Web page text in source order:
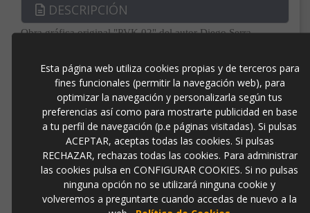
DESCRIPCIÓN
Obra gráfica original "PVK 02" del autor Diego Serra,
España y Portugal.
70cm x 50cm
OPINIONES
Productos Relacionados
Esta página web utiliza cookies propias y de terceros para
fines funcionales (permitir la navegación web), para
optimizar la navegación y personalizarla según tus
preferencias así como para mostrarte publicidad en base
a tu perfil de navegación (p.e páginas visitadas). Si pulsas
ACEPTAR, aceptas todas las cookies. Si pulsas
RECHAZAR, rechazas todas las cookies. Para administrar
las cookies pulsa en CONFIGURAR COOKIES. Si no pulsas
ninguna opción no se utilizará ninguna cookie y
volveremos a preguntarte cuando accedas de nuevo a la